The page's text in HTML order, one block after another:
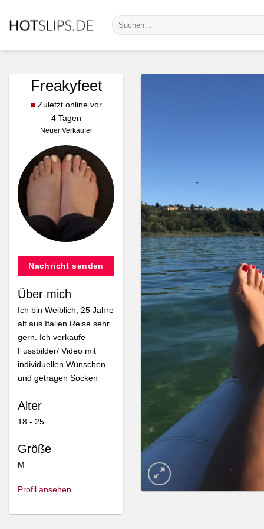
Inhalt
Suche
nach:
Freakyfeet
Zuletzt online vor
4 Tagen
Neuer Verkäufer
Nachricht senden
Über mich
Ich bin Weiblich, 25 Jahre
alt aus Italien Reise sehr
gern. Ich verkaufe
Fussbilder/ Video mit
individuellen Wünschen
und getragen Socken
Alter
18 - 25
Größe
M
Profil ansehen